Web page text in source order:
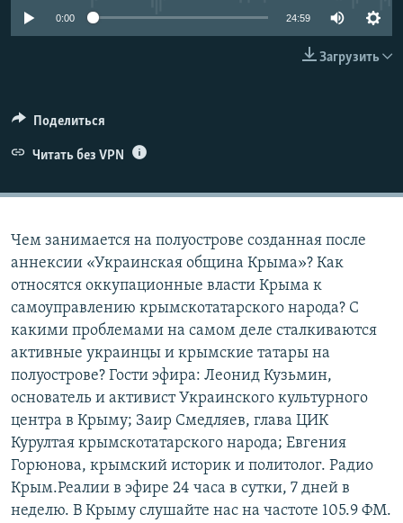
ПОБЕДИТЕЛЕЙ НЕ СУДЯТ?
УКРАИНСКАЯ ПРОБЛЕМА КРЫМА
ПРИСОЕДИНЯЙТЕСЬ!
0:00 24:59
Загрузить
Поделиться
Читать без VPN
Чем занимается на полуострове созданная после
аннексии «Украинская община Крыма»? Как
относятся оккупационные власти Крыма к
самоуправлению крымскотатарского народа? С
какими проблемами на самом деле сталкиваются
активные украинцы и крымские татары на
полуострове? Гости эфира: Леонид Кузьмин,
основатель и активист Украинского культурного
центра в Крыму; Заир Смедляев, глава ЦИК
Курултая крымскотатарского народа; Евгения
Горюнова, крымский историк и политолог. Радио
Крым.Реалии в эфире 24 часа в сутки, 7 дней в
неделю. В Крыму слушайте нас на частоте 105.9 ФМ.